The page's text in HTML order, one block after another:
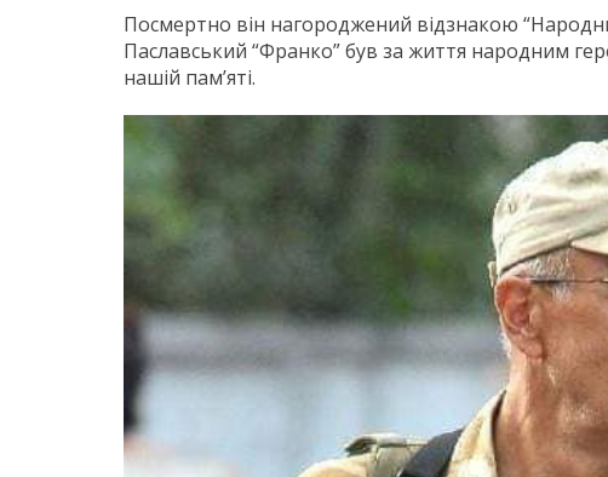
Посмертно він нагороджений відзнакою
Паславський “Франко” був за життя народним
нашій пам’яті.